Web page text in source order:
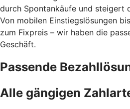
durch Spontankäufe und steigert
Von mobilen Einstiegslösungen
zum Fixpreis – wir haben die
Geschäft.
Passende
Alle gängigen